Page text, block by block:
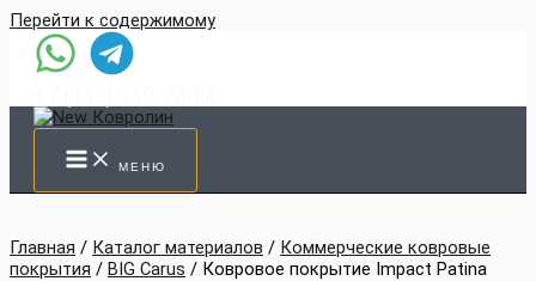
Перейти к содержимому
МЕНЮ
Главная / Каталог материалов / Коммерческие ковровые
покрытия / BIG Carus / Ковровое покрытие Impact Patina